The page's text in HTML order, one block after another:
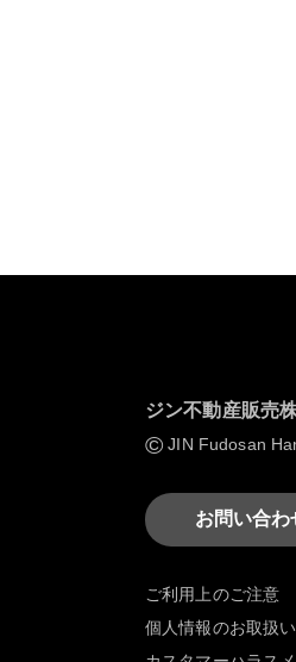
ジン不動産販売
© JIN Fudosan
お問い合わ
ご利用上のご注意
個人情報のお取扱